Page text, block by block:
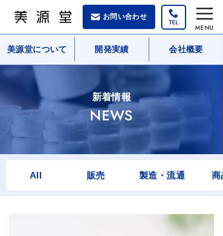
ス
プ
お問い合わせ
MENU
美源堂について 開発実績 会社概要
新着情報
NEWS
All 販売 製造・流通 商